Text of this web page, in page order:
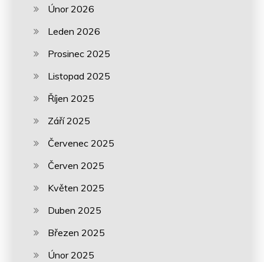
Únor 2026
Leden 2026
Prosinec 2025
Listopad 2025
Říjen 2025
Září 2025
Červenec 2025
Červen 2025
Květen 2025
Duben 2025
Březen 2025
Únor 2025